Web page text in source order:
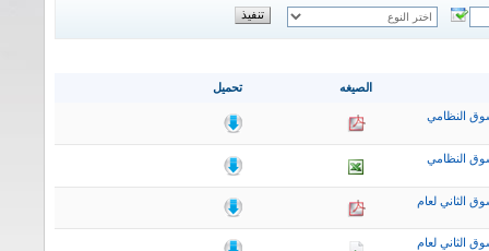
تحميل الصيغه
النظامي
النظامي
الثاني لعام
الثاني لعام